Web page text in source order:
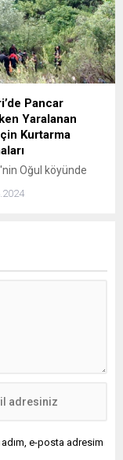
yanı sıra
çekirdekleriyle
sağlığına pek çok
Karpuzu
çekirdeğinden
tüketenler yazımızı
sonra bu
vazgeçecek!
Pancar
Yaralanan
Kurtarma
Oğul köyünde
kadın için AFAD,
e-posta adresim